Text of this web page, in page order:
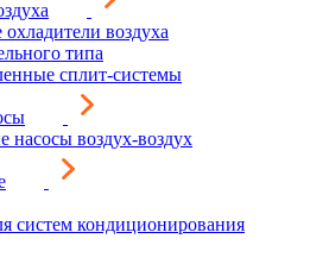
воздуха
типа
сплит-системы
насосы воздух-воздух
систем кондиционирования